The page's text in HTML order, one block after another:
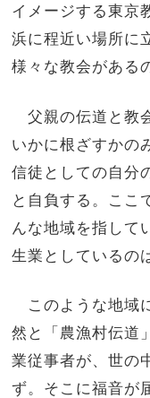
イメージする東京
浜に程近い場所に
様々な教会がある
父親の伝道と教
いかに根ざすかの
信徒としての自分
と自負する。ここ
んな地域を指して
生業としているの
このような地域
然と「農漁村伝道
業従事者が、世の
ず。そこに福音が